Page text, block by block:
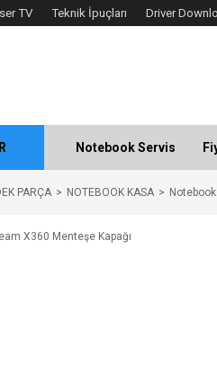
TV Teknik İpuçları Driver
Notebook Servis
PARÇA NOTEBOOK KASA